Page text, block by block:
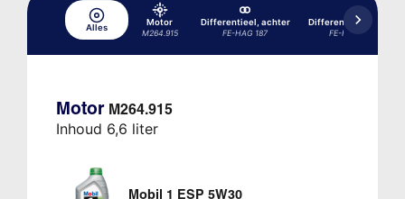
Alles
Motor
M264.915
Differentieel, achter
FE-HAG 187
Differentieel, achter
FE-HAG 200
Motor M264.915
Inhoud 6,6 liter
Mobil 1 ESP 5W30